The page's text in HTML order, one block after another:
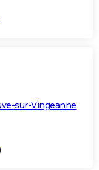
sur-Vingeanne